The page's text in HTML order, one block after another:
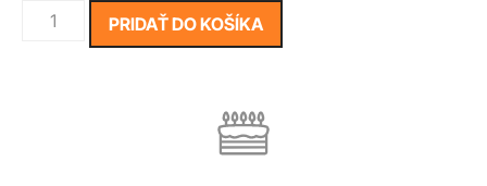
PRIDAŤ DO KOŠÍKA